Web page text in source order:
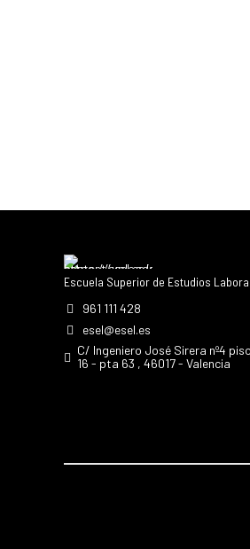
Escuela Superior de Estudios
961 111 428
esel@esel.es
C/ Ingeniero José Sirera nº4 piso
16 - pta 63 , 46017 - Valencia